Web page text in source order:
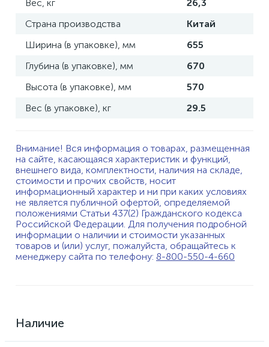
Вес, кг
26,3
Страна производства
Китай
Ширина (в упаковке), мм
655
Глубина (в упаковке), мм
670
Высота (в упаковке), мм
570
Вес (в упаковке), кг
29.5
Внимание! Вся информация о товарах, размещенная
на сайте, касающаяся характеристик и функций,
внешнего вида, комплектности, наличия на складе,
стоимости и прочих свойств, носит
информационный характер и ни при каких условиях
не является публичной офертой, определяемой
положениями Статьи 437(2) Гражданского кодекса
Российской Федерации. Для получения подробной
информации о наличии и стоимости указанных
товаров и (или) услуг, пожалуйста, обращайтесь к
менеджеру сайта по телефону: 8-800-550-4-660
Наличие